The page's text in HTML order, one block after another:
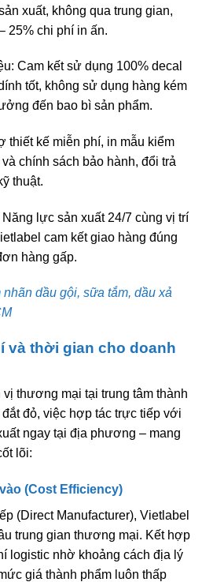
xuất, không qua trung gian,
25% chi phí in ấn.
Cam kết sử dụng 100% decal
tốt, không sử dụng hàng kém
đến bao bì sản phẩm.
thiết kế miễn phí, in mẫu kiểm
chính sách bảo hành, đổi trả
thuật.
Năng lực sản xuất 24/7 cùng vị trí
cam kết giao hàng đúng
hàng gấp.
dầu gội, sữa tắm, dầu xả
và thời gian cho doanh
thương mại tại trung tâm thành
đỏ, việc hợp tác trực tiếp với
ngay tại địa phương – mang
lõi:
(Cost Efficiency)
(Direct Manufacturer), Vietlabel
trung gian thương mại. Kết hợp
logistic nhờ khoảng cách địa lý
giá thành phẩm luôn thấp